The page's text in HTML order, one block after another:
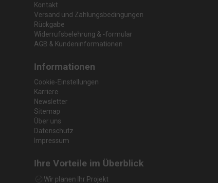
Kontakt
Versand und Zahlungsbedingungen
Rückgabe
Widerrufsbelehrung & -formular
AGB & Kundeninformationen
Informationen
Cookie-Einstellungen
Karriere
Newsletter
Sitemap
Über uns
Datenschutz
Impressum
Ihre Vorteile im Überblick
Wir planen Ihr Projekt